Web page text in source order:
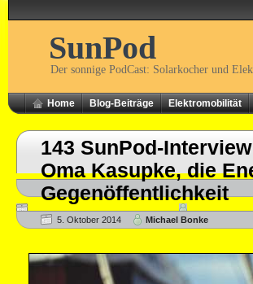
SunPod
Der sonnige PodCast: Solarkocher und
Home Blog-Beiträge Elektromobilität
143 SunPod-
Oma Kasupke, die
Gegenöffentlichkeit
5. Oktober 2014 Michael Bonke